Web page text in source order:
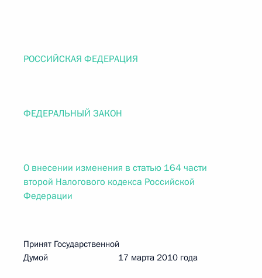
РОССИЙСКАЯ ФЕДЕРАЦИЯ
ФЕДЕРАЛЬНЫЙ ЗАКОН
О внесении изменения в статью 164 части
второй Налогового кодекса Российской
Федерации
Принят Государственной
Думой 17 марта 2010 года